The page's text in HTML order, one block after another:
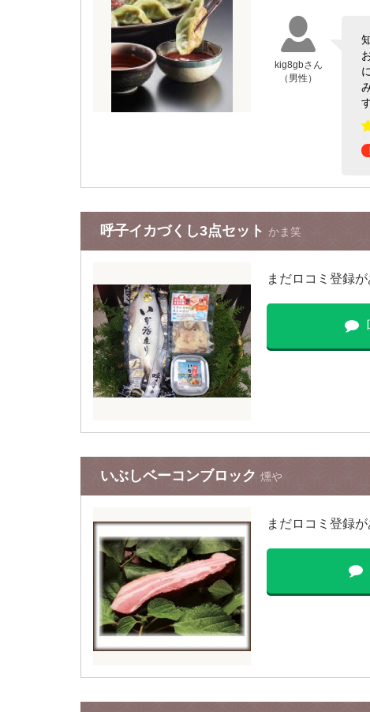
kig8gbさん
（男性）
呼子イカづくし3点セット かま笑
まだロコミ登録が
いぶしベーコンブロック 燻や
まだロコミ登録が